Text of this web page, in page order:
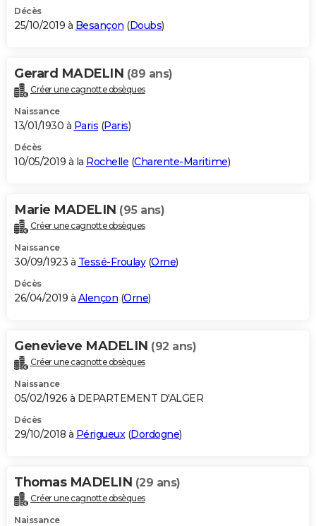
Décès
25/10/2019 à Besançon (Doubs)
Gerard MADELIN (89 ans)
Créer une cagnotte obsèques
Naissance
13/01/1930 à Paris (Paris)
Décès
10/05/2019 à la Rochelle (Charente-Maritime)
Marie MADELIN (95 ans)
Créer une cagnotte obsèques
Naissance
30/09/1923 à Tessé-Froulay(Orne)
Décès
26/04/2019 à Alençon (Orne)
Genevieve MADELIN (92 ans)
Créer une cagnotte obsèques
Naissance
05/02/1926 à DEPARTEMENT D'ALGER
Décès
29/10/2018 à Périgueux(Dordogne)
Thomas MADELIN (29 ans)
Créer une cagnotte obsèques
Naissance